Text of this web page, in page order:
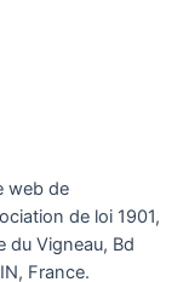
web de
de loi 1901,
du Vigneau, Bd
France.